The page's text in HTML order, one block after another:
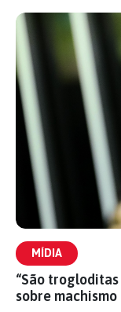
MÍDIA
“São
sobre